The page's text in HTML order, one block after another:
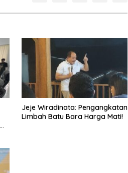
Jeje Wiradinata: Pengangkatan
Limbah Batu Bara Harga Mati!